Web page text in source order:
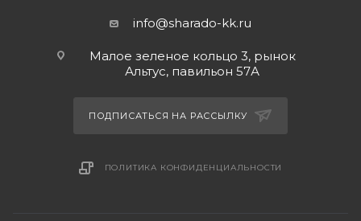
info@sharado-kk.ru
Малое зеленое кольцо 3, рынок
Альтус, павильон 57А
ПОДПИСАТЬСЯ НА РАССЫЛКУ
ПОЛИТИКА КОНФИДЕНЦИАЛЬНОСТИ